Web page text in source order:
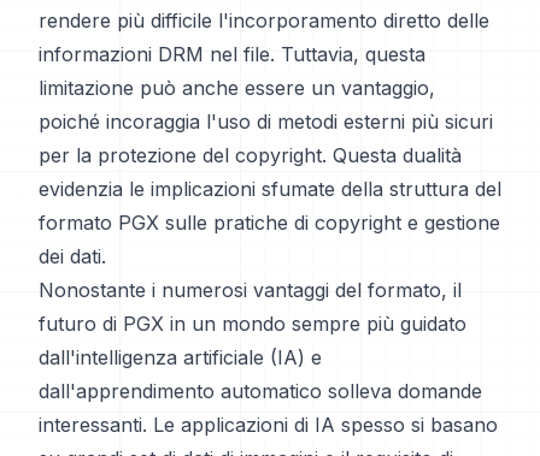
rendere più difficile l'incorporamento diretto delle
informazioni DRM nel file. Tuttavia, questa
limitazione può anche essere un vantaggio,
poiché incoraggia l'uso di metodi esterni più sicuri
per la protezione del copyright. Questa dualità
evidenzia le implicazioni sfumate della struttura del
formato PGX sulle pratiche di copyright e gestione
dei dati.
Nonostante i numerosi vantaggi del formato, il
futuro di PGX in un mondo sempre più guidato
dall'intelligenza artificiale (IA) e
dall'apprendimento automatico solleva domande
interessanti. Le applicazioni di IA spesso si basano